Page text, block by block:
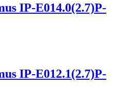
IP-E014.0(2.7)Р-
IP-E012.1(2.7)P-